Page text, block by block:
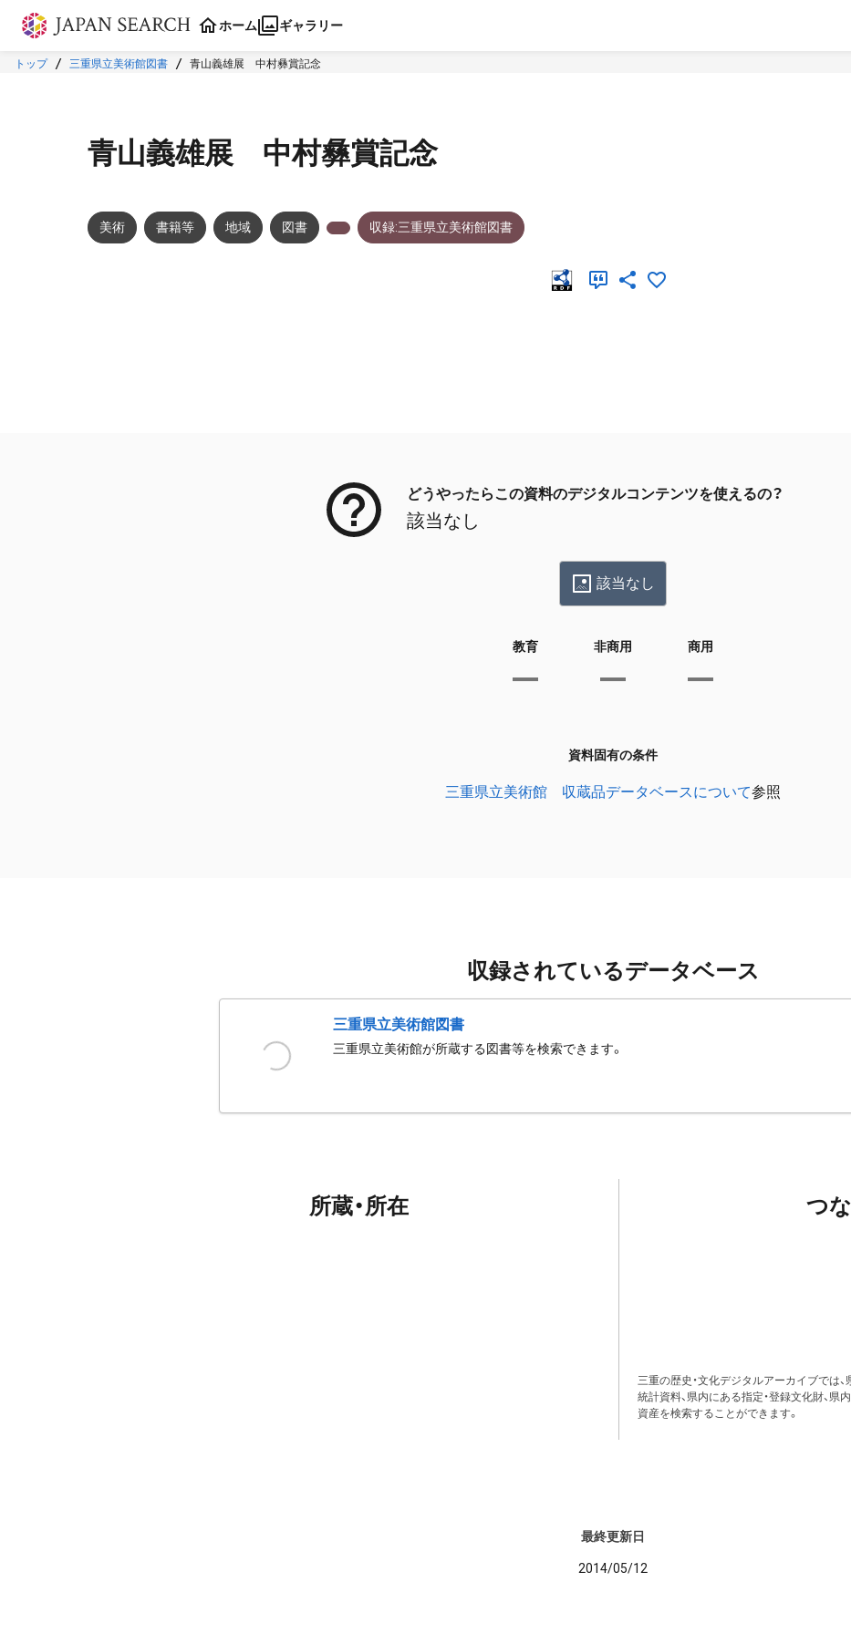
本文に飛ぶ
ホーム ギャラリー
トップ 三重県立美術館図書 青山義雄展 中村彝賞記念
青山義雄展 中村彝賞記念
美術 書籍等 地域 図書 収録:三重県立美術館図書
どうやったらこの資料のデジタルコンテンツを使えるの？
該当なし
該当なし
教育 非商用 商用
資料固有の条件
三重県立美術館 収蔵品データベースについて参照
収録されているデータベース
三重県立美術館図書
三重県立美術館が所蔵する図書等を検索できます。
所蔵・所在 つ
三重の歴史・文化デジタルアーカイブでは、
統計資料、県内にある指定・登録文化財、
資産を検索することができます。
最終更新日
2014/05/12